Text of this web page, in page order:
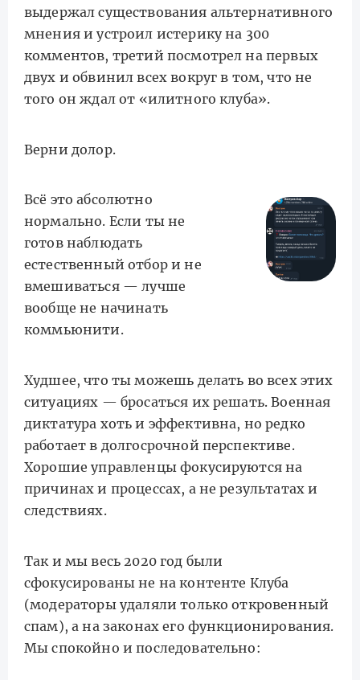
выдержал существования альтернативного
мнения и устроил истерику на 300
комментов, третий посмотрел на первых
двух и обвинил всех вокруг в том, что не
того он ждал от «илитного клуба».
Верни долор.
Всё это абсолютно
нормально. Если ты не
готов наблюдать
естественный отбор и не
вмешиваться — лучше
вообще не начинать
коммьюнити.
Худшее, что ты можешь делать во всех этих
ситуациях — бросаться их решать. Военная
диктатура хоть и эффективна, но редко
работает в долгосрочной перспективе.
Хорошие управленцы фокусируются на
причинах и процессах, а не результатах и
следствиях.
Так и мы весь 2020 год были
сфокусированы не на контенте Клуба
(модераторы удаляли только откровенный
спам), а на законах его функционирования.
Мы спокойно и последовательно: